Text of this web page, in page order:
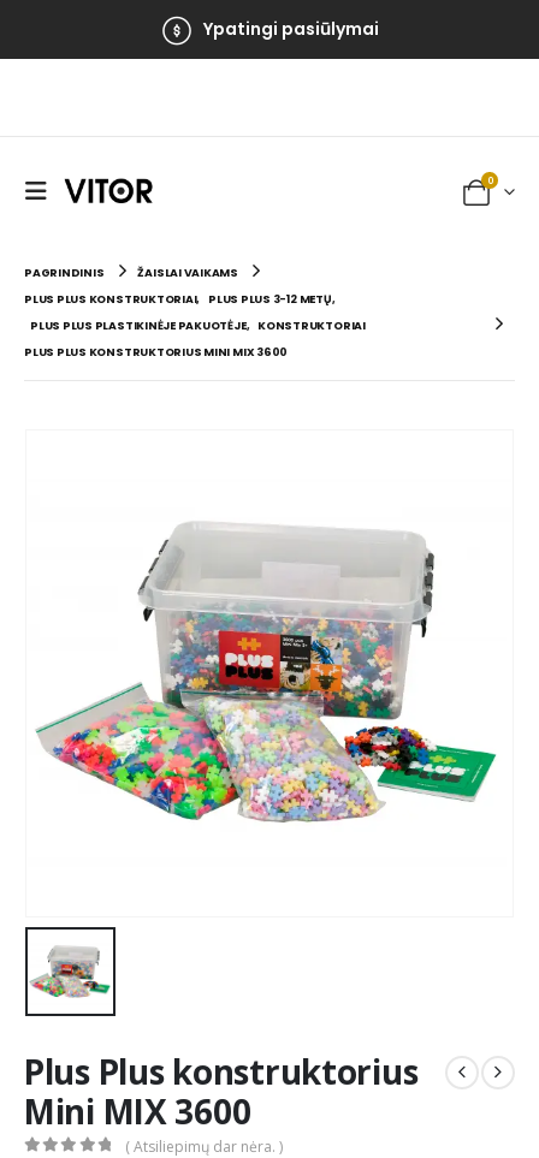
Ypatingi pasiūlymai
0
PAGRINDINIS
ŽAISLAI VAIKAMS
PLUS PLUS KONSTRUKTORIAI, PLUS PLUS 3-12 METŲ,
PLUS PLUS PLASTIKINĖJE PAKUOTĖJE, KONSTRUKTORIAI
PLUS PLUS KONSTRUKTORIUS MINI MIX 3600
Plus Plus konstruktorius
Mini MIX 3600
( Atsiliepimų dar nėra. )